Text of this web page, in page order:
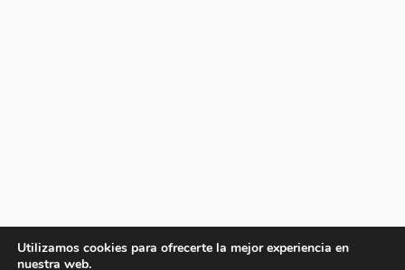
Utilizamos cookies para ofrecerte la mejor experiencia en
nuestra web.